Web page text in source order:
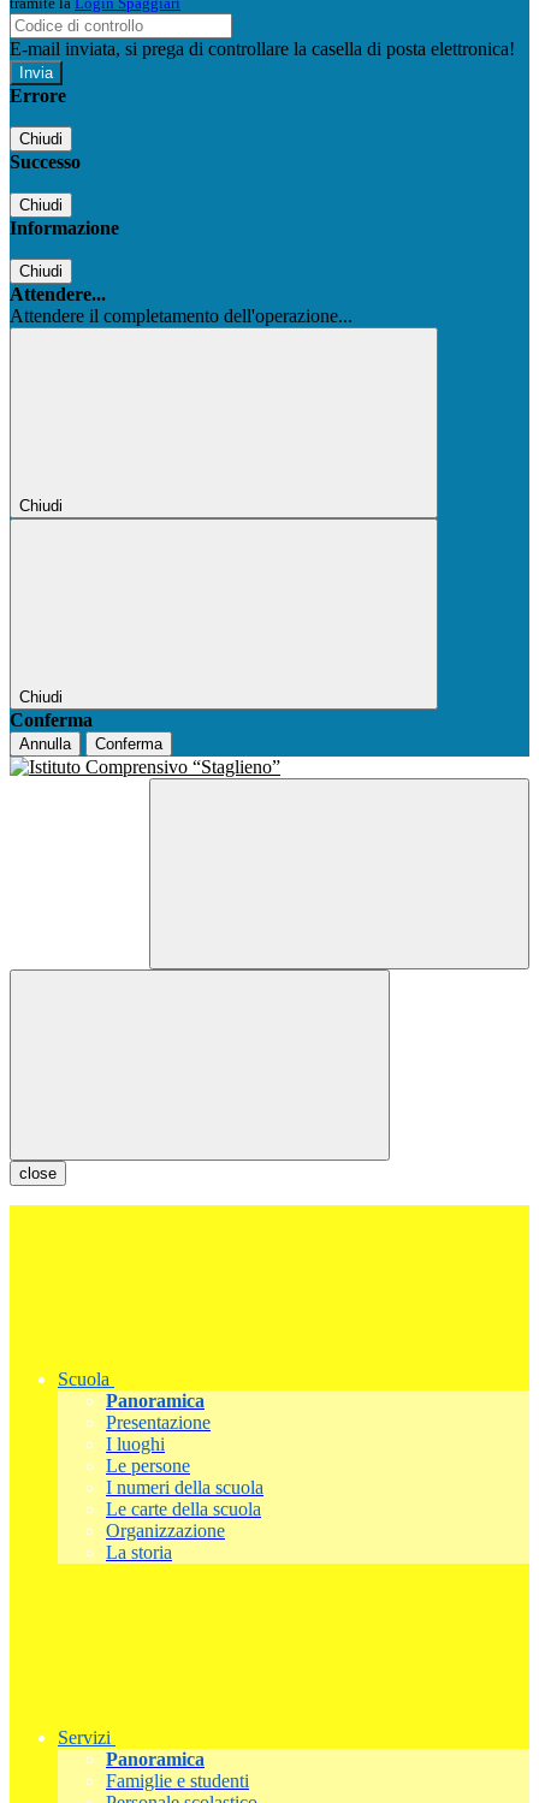
E-mail inviata, si prega di controllare la casella di posta elettronica!
Errore
Chiudi
Successo
Chiudi
Informazione
Chiudi
Attendere...
Attendere il completamento dell'operazione...
Chiudi
Chiudi
Conferma
Annulla Conferma
close
Scuola
Panoramica
Presentazione
I luoghi
Le persone
I numeri della scuola
Le carte della scuola
Organizzazione
La storia
Servizi
Panoramica
Famiglie e studenti